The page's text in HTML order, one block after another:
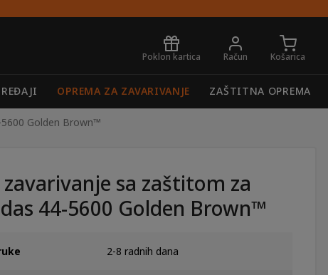
OPREMA ZA ZAVARIVANJE ZAŠTITNA OPREMA
Košarica
Račun
Poklon kartica
Golden Brown™
zavarivanje sa zaštitom za
44-5600 Golden Brown™
2-8 radnih dana